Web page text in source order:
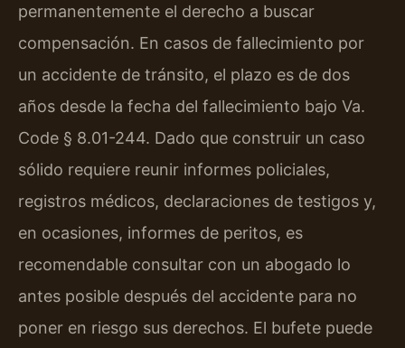
permanentemente el derecho a buscar
compensación. En casos de fallecimiento por
un accidente de tránsito, el plazo es de dos
años desde la fecha del fallecimiento bajo Va.
Code § 8.01-244. Dado que construir un caso
sólido requiere reunir informes policiales,
registros médicos, declaraciones de testigos y,
en ocasiones, informes de peritos, es
recomendable consultar con un abogado lo
antes posible después del accidente para no
poner en riesgo sus derechos. El bufete puede